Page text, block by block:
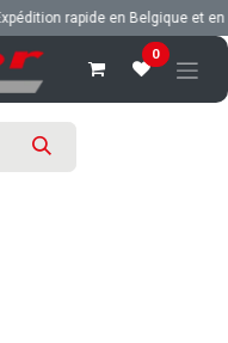
rapide en Belgique et en
0